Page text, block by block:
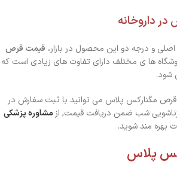
داروخانه
و درجه دو این محصول در بازار، قیمت قرص
ها ی مختلف دارای تفاوت های زیادی است که
شود.
قرص مگنارکس پلاس می توانید با ثبت سفارش در
شب ضمن دریافت قیمت, از مشاوره پزشکی
مند شوید.
پلاس